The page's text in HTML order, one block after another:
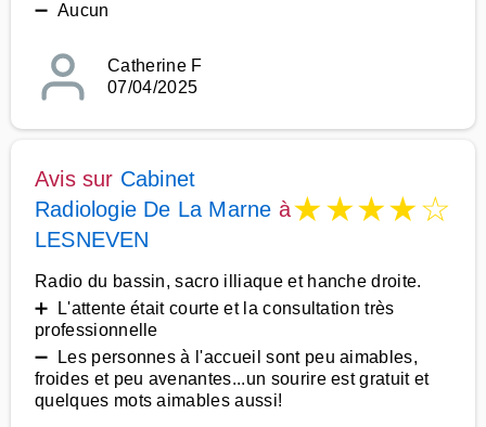
➖ Aucun
Catherine F
07/04/2025
Avis sur Cabinet
Radiologie De La Marne à
LESNEVEN
★★★★☆
Radio du bassin, sacro illiaque et hanche droite.
➕ L'attente était courte et la consultation très
professionnelle
➖ Les personnes à l'accueil sont peu aimables,
froides et peu avenantes...un sourire est gratuit et
quelques mots aimables aussi!